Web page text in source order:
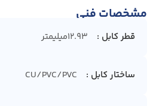
مشخصات فنی
قطر کابل 12.93میلیمتر
ساختار کابل CU/PVC/PVC